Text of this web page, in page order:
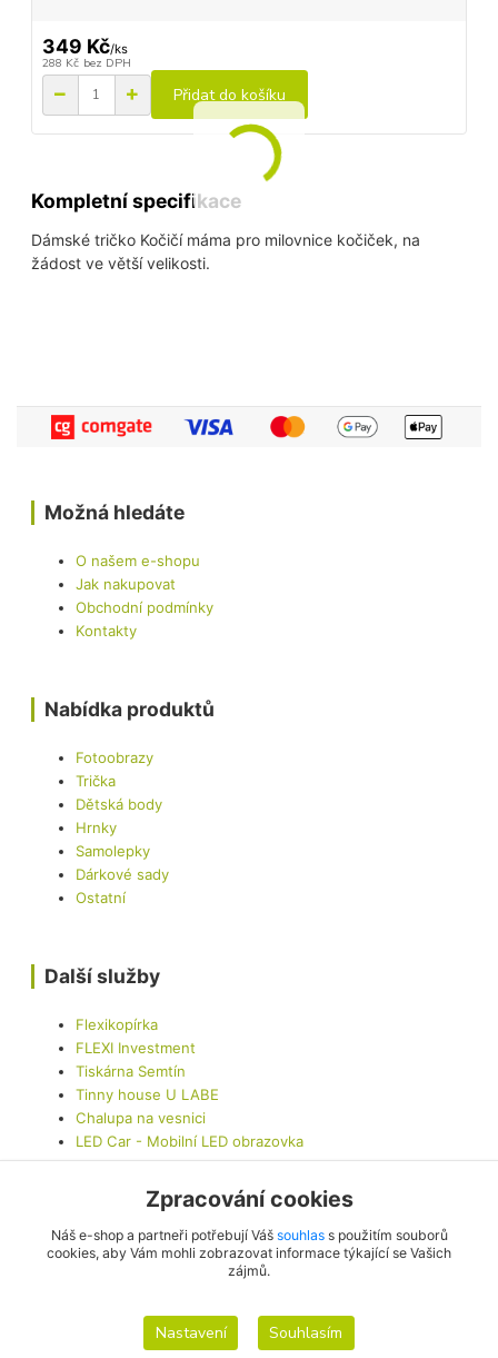
349 Kč/ks
288 Kč bez DPH
Přidat do košíku
Kompletní specifikace
Dámské tričko Kočičí máma pro milovnice kočiček, na
žádost ve větší velikosti.
Možná hledáte
O našem e-shopu
Jak nakupovat
Obchodní podmínky
Kontakty
Nabídka produktů
Fotoobrazy
Trička
Dětská body
Hrnky
Samolepky
Dárkové sady
Ostatní
Další služby
Flexikopírka
FLEXI Investment
Tiskárna Semtín
Tinny house U LABE
Chalupa na vesnici
LED Car - Mobilní LED obrazovka
Kontaktujte nás
Zpracování cookies
Náš e-shop a partneři potřebují Váš souhlass použitím souborů
cookies, aby Vám mohli zobrazovat informace týkající se Vašich
zájmů.
Nastavení Souhlasím